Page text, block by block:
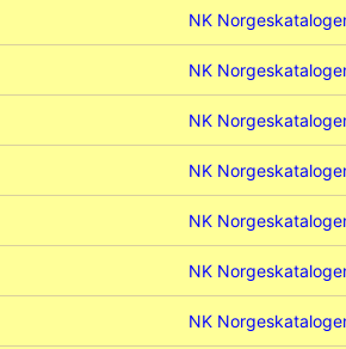
NK
NK
NK
NK
NK
NK
NK